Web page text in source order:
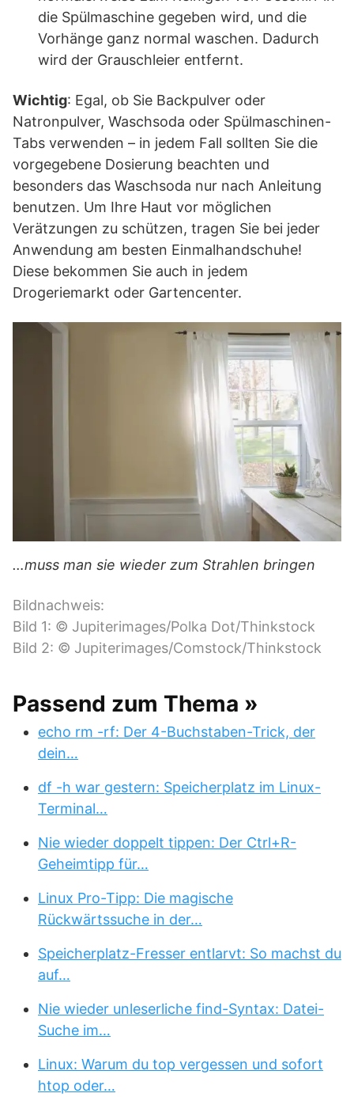
die Spülmaschine gegeben wird, und die
Vorhänge ganz normal waschen. Dadurch
wird der Grauschleier entfernt.
Wichtig: Egal, ob Sie Backpulver oder
Natronpulver, Waschsoda oder Spülmaschinen-
Tabs verwenden – in jedem Fall sollten Sie die
vorgegebene Dosierung beachten und
besonders das Waschsoda nur nach Anleitung
benutzen. Um Ihre Haut vor möglichen
Verätzungen zu schützen, tragen Sie bei jeder
Anwendung am besten Einmalhandschuhe!
Diese bekommen Sie auch in jedem
Drogeriemarkt oder Gartencenter.
…muss man sie wieder zum Strahlen bringen
Bildnachweis:
Bild 1: © Jupiterimages/Polka Dot/Thinkstock
Bild 2: © Jupiterimages/Comstock/Thinkstock
Passend zum Thema »
echo rm -rf: Der 4-Buchstaben-Trick, der
dein…
df -h war gestern: Speicherplatz im Linux-
Terminal…
Nie wieder doppelt tippen: Der Ctrl+R-
Geheimtipp für…
Linux Pro-Tipp: Die magische
Rückwärtssuche in der…
Speicherplatz-Fresser entlarvt: So machst du
auf…
Nie wieder unleserliche find-Syntax: Datei-
Suche im…
Linux: Warum du top vergessen und sofort
htop oder…